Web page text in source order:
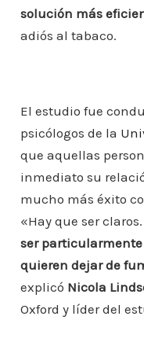
solución más
adiós al tabaco.
El estudio fue
psicólogos de la
que aquellas
inmediato su
mucho más éxito
«Hay que ser claros.
ser
quieren dejar de
explicó Nicola
Oxford y líder del